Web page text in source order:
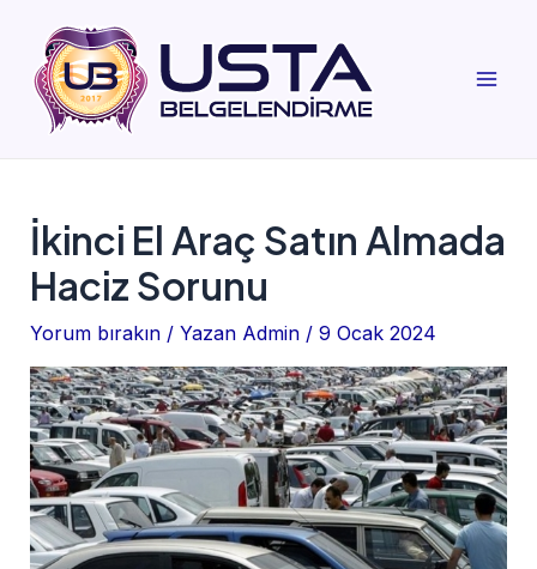
İkinci El Araç Satın Almada
Haciz Sorunu
Yorum bırakın / Yazan Admin / 9 Ocak 2024